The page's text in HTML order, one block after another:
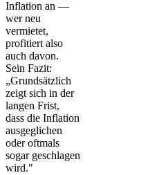
Inflation an —
wer neu
vermietet,
profitiert also
auch davon.
Sein Fazit:
„Grundsätzlich
zeigt sich in der
langen Frist,
dass die Inflation
ausgeglichen
oder oftmals
sogar geschlagen
wird."